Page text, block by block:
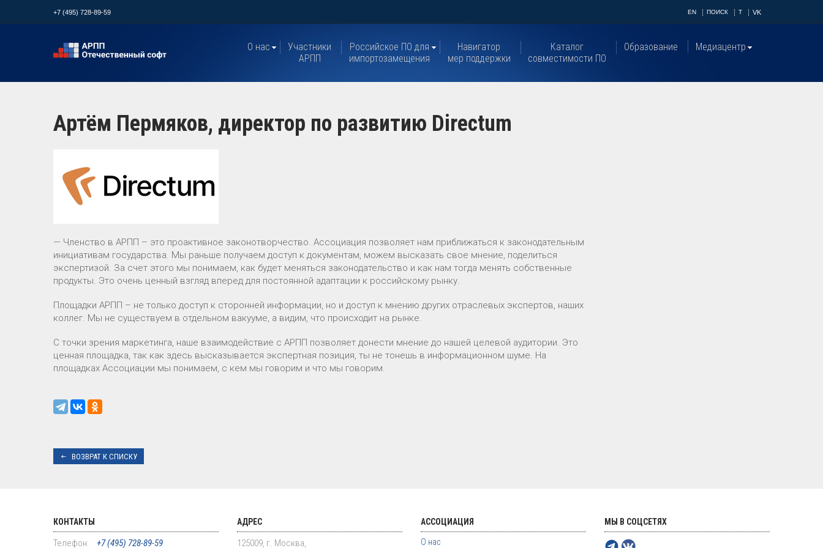
+7 (495) 728-89-59 EN ПОИСК T VK
О нас
Участники
АРПП
Российское ПО для
импортозамещения
Навигатор
мер поддержки
Каталог
совместимости ПО
Образование Медиацентр
Артём Пермяков, директор по развитию Directum
— Членство в АРПП – это проактивное законотворчество. Ассоциация позволяет нам приближаться к законодательным
инициативам государства. Мы раньше получаем доступ к документам, можем высказать свое мнение, поделиться
экспертизой. За счет этого мы понимаем, как будет меняться законодательство и как нам тогда менять собственные
продукты. Это очень ценный взгляд вперед для постоянной адаптации к российскому рынку.
Площадки АРПП – не только доступ к сторонней информации, но и доступ к мнению других отраслевых экспертов, наших
коллег. Мы не существуем в отдельном вакууме, а видим, что происходит на рынке.
С точки зрения маркетинга, наше взаимодействие с АРПП позволяет донести мнение до нашей целевой аудитории. Это
ценная площадка, так как здесь высказывается экспертная позиция, ты не тонешь в информационном шуме. На
площадках Ассоциации мы понимаем, с кем мы говорим и что мы говорим.
ВОЗВРАТ К СПИСКУ
КОНТАКТЫ
Телефон: +7 (495) 728-89-59
АДРЕС
125009, г. Москва,
АССОЦИАЦИЯ
О нас
МЫ В СОЦСЕТЯХ